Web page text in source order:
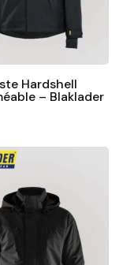
Hardshell
– Blaklader